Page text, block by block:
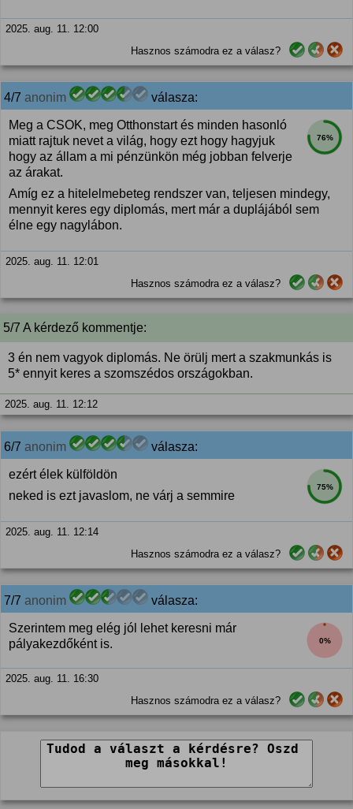
2025. aug. 11. 12:00
Hasznos számodra ez a válasz?
4/7 anonim válasza:
76%
Meg a CSOK, meg Otthonstart és minden hasonló
miatt rajtuk nevet a világ, hogy ezt hogy hagyjuk
hogy az állam a mi pénzünkön még jobban felverje
az árakat.
Amíg ez a hitelelmebeteg rendszer van, teljesen mindegy,
mennyit keres egy diplomás, mert már a duplájából sem
élne egy nagylábon.
2025. aug. 11. 12:01
Hasznos számodra ez a válasz?
5/7 A kérdező kommentje:
3 én nem vagyok diplomás. Ne örülj mert a szakmunkás is
5* ennyit keres a szomszédos országokban.
2025. aug. 11. 12:12
6/7 anonim válasza:
75%
ezért élek külföldön
neked is ezt javaslom, ne várj a semmire
2025. aug. 11. 12:14
Hasznos számodra ez a válasz?
7/7 anonim válasza:
0%
Szerintem meg elég jól lehet keresni már
pályakezdőként is.
2025. aug. 11. 16:30
Hasznos számodra ez a válasz?